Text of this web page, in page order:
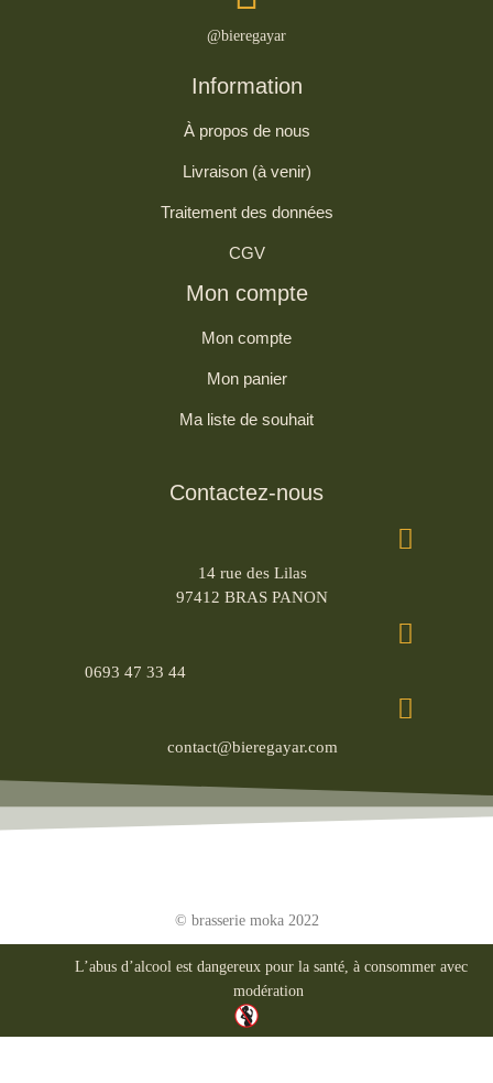
@bieregayar
Information
À propos de nous
Livraison (à venir)
Traitement des données
CGV
Mon compte
Mon compte
Mon panier
Ma liste de souhait
Contactez-nous
14 rue des Lilas
97412 BRAS PANON
0693 47 33 44
contact@bieregayar.com
© brasserie moka 2022
L’abus d’alcool est dangereux pour la santé, à consommer avec
modération